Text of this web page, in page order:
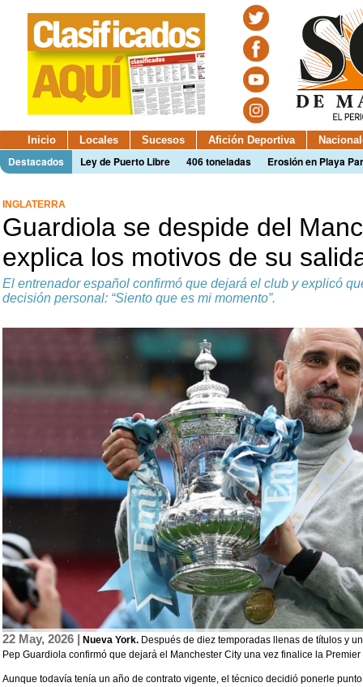
Inicio Locales Sucesos Afición Deportiva
Destacados Ley de Puerto Libre 406 toneladas Erosión en Playa
INGLATERRA
Guardiola se despide del
explica los motivos de su
El entrenador español confirmó que dejará el club y explicó
decisión personal: “Siento que es mi momento”.
22 May, 2026 | Nueva York. Después de diez temporadas llenas de títulos y
Pep Guardiola confirmó que dejará el Manchester City una vez finalice la
Aunque todavía tenía un año de contrato vigente, el técnico decidió ponerle